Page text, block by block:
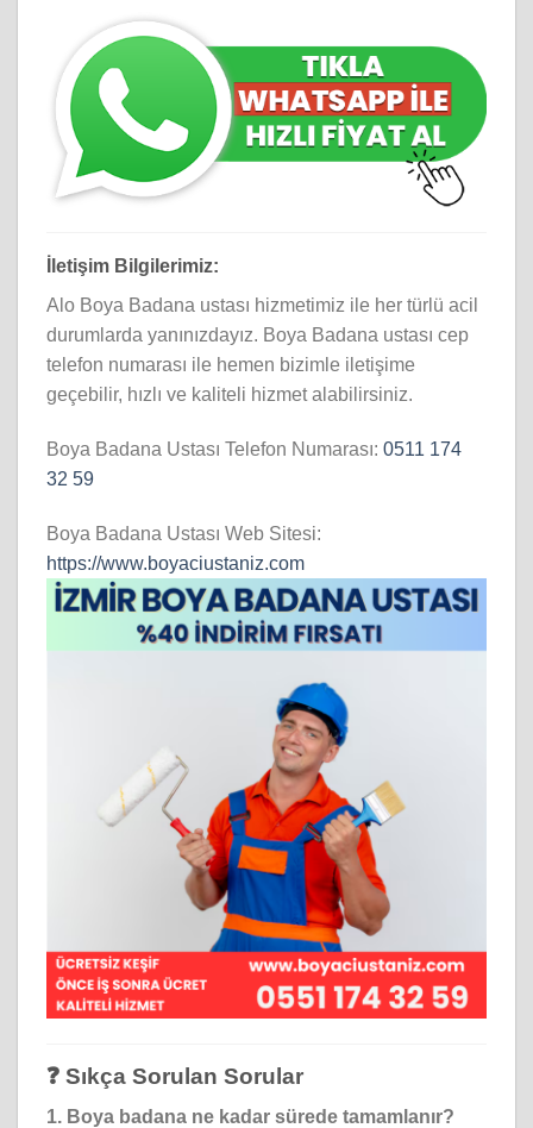
İletişim Bilgilerimiz:
Alo Boya Badana ustası hizmetimiz ile her türlü acil
durumlarda yanınızdayız. Boya Badana ustası cep
telefon numarası ile hemen bizimle iletişime
geçebilir, hızlı ve kaliteli hizmet alabilirsiniz.
Boya Badana Ustası Telefon Numarası: 0511 174
32 59
Boya Badana Ustası Web Sitesi:
https://www.boyaciustaniz.com
❓ Sıkça Sorulan Sorular
1. Boya badana ne kadar sürede tamamlanır?